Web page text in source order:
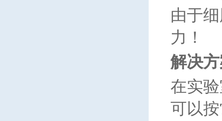
由于
力！
解决
在实
可以